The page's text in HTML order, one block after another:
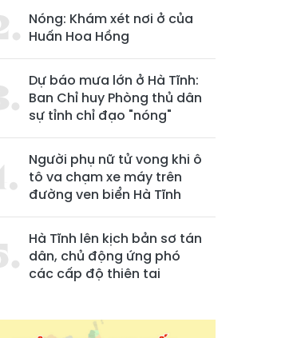
Nóng: Khám xét nơi ở của
Huấn Hoa Hồng
Dự báo mưa lớn ở Hà Tĩnh:
Ban Chỉ huy Phòng thủ dân
sự tỉnh chỉ đạo "nóng"
Người phụ nữ tử vong khi ô
tô va chạm xe máy trên
đường ven biển Hà Tĩnh
Hà Tĩnh lên kịch bản sơ tán
dân, chủ động ứng phó
các cấp độ thiên tai